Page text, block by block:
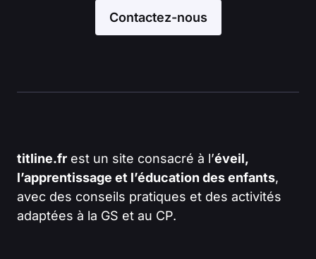
Contactez-nous
titline.fr est un site consacré à l’éveil,
l’apprentissage et l’éducation des enfants,
avec des conseils pratiques et des activités
adaptées à la GS et au CP.